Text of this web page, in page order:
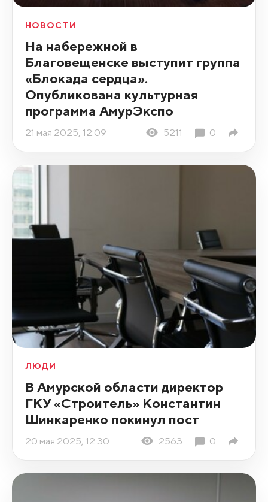
НОВОСТИ
На набережной в
Благовещенске выступит группа
«Блокада сердца».
Опубликована культурная
программа АмурЭкспо
21 мая 2025, 12:09 5211 0
ЛЮДИ
В Амурской области директор
ГКУ «Строитель» Константин
Шинкаренко покинул пост
20 мая 2025, 12:30 2563 0